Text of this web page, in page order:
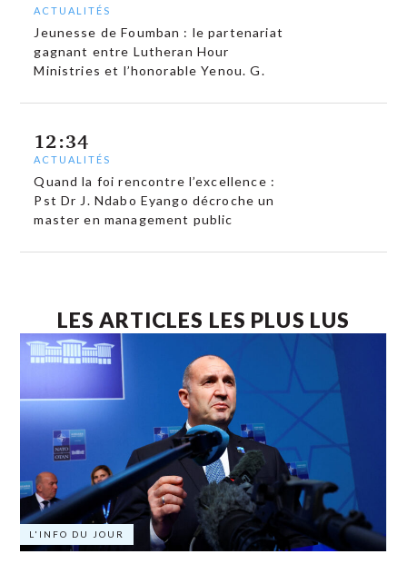
ACTUALITÉS
Jeunesse de Foumban : le partenariat
gagnant entre Lutheran Hour
Ministries et l’honorable Yenou. G.
12:34
ACTUALITÉS
Quand la foi rencontre l’excellence :
Pst Dr J. Ndabo Eyango décroche un
master en management public
LES ARTICLES LES PLUS LUS
L'INFO DU JOUR